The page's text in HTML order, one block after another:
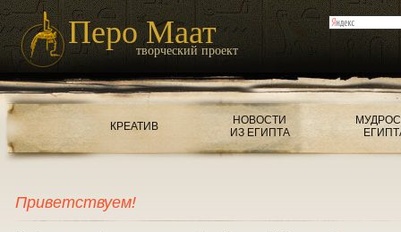
Перо Маат
творческий проект
КРЕАТИВ
НОВОСТИ
ИЗ ЕГИПТА
Приветствуем!